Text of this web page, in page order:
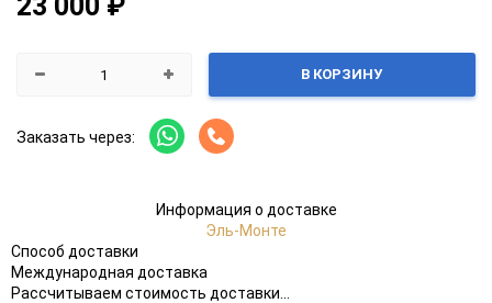
В КОРЗИНУ
Заказать через:
Информация о доставке
Эль-Монте
Способ доставки
Международная доставка
Рассчитываем стоимость доставки...